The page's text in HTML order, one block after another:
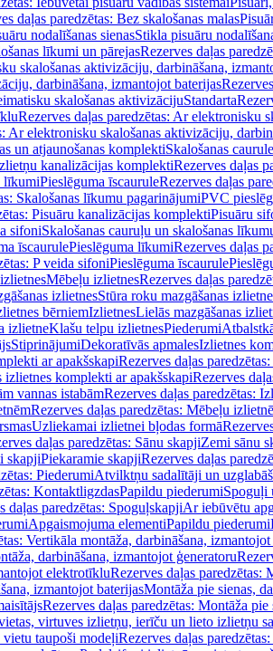
daļas paredzētas: Bez skalošanas malas
nodalīšanas sienasStikla pisuāru
līkumi un pārejasRezerves daļas
skalošanas aktivizāciju, darbināšana,
darbināšana, izmantojot baterijas
skalošanas aktivizācijuStandarta
Rezerves daļas paredzētas: Ar elektronisku
Ar elektronisku skalošanas aktivizāciju,
un atjaunošanas komplektiSkalošanas
kanalizācijas komplektiRezerves daļas
līkumiPieslēguma īscauruleRezerves daļas
Skalošanas līkumu pagarinājumiPVC
Pisuāru kanalizācijas komplektiPisuāru
sifoniSkalošanas cauruļu un skalošanas
īscaurulePieslēguma līkumiRezerves daļas
P veida sifoniPieslēguma īscaurule
Mēbeļu izlietnesRezerves daļas
izlietnesStūra roku mazgāšanas izlietne
bērniemIzlietnesLielās mazgāšanas
izlietneKlašu telpu izlietnesPiederumi
StiprinājumiDekoratīvās apmalesIzlietnes
ar apakšskapiRezerves daļas
izlietnes komplekti ar apakšskapiRezerves
vannas istabāmRezerves daļas paredzētas:
Rezerves daļas paredzētas: Mēbeļu
Uzliekamai izlietnei bļodas formā
daļas paredzētas: Sānu skapjiZemi sānu
skapjiPiekaramie skapjiRezerves daļas
PiederumiAtvilktņu sadalītāji un
KontaktligzdasPapildu piederumiSpoguļi
daļas paredzētas: SpoguļskapjiAr iebūvētu
Apgaismojuma elementiPapildu piederumi
Vertikāla montāža, darbināšana,
darbināšana, izmantojot ģeneratoru
elektrotīkluRezerves daļas paredzētas:
izmantojot baterijasMontāža pie sienas,
Rezerves daļas paredzētas: Montāža
virtuves izlietņu, ierīču un lieto izlietņu
taupoši modeļiRezerves daļas